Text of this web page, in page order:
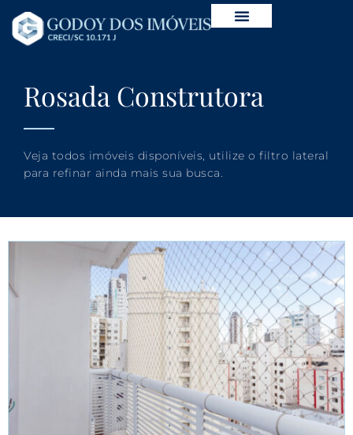
Rosada Construtora
Veja todos imóveis disponíveis, utilize o filtro lateral
para refinar ainda mais sua busca.